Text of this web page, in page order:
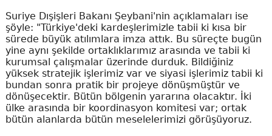
Suriye Dışişleri Bakanı Şeybani'nin açıklamaları ise
şöyle: "Türkiye'deki kardeşlerimizle tabii ki kısa bir
sürede büyük atılımlara imza attık. Bu süreçte bugün
yine aynı şekilde ortaklıklarımız arasında ve tabii ki
kurumsal çalışmalar üzerinde durduk. Bildiğiniz
yüksek stratejik işlerimiz var ve siyasi işlerimiz tabii ki
bundan sonra pratik bir projeye dönüşmüştür ve
dönüşecektir. Bütün bölgenin yararına olacaktır. İki
ülke arasında bir koordinasyon komitesi var; ortak
bütün alanlarda bütün meselelerimizi görüşüyoruz.